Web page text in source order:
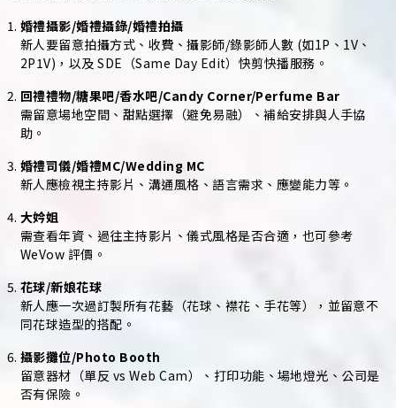
婚禮攝影/婚禮攝錄/婚禮拍攝
新人要留意拍攝方式、收費、攝影師/錄影師人數 (如1P、1V、
2P1V)，以及 SDE（Same Day Edit）快剪快播服務。
回禮禮物/糖果吧/香水吧/Candy Corner/Perfume Bar
需留意場地空間、甜點選擇（避免易融）、補給安排與人手協
助。
婚禮司儀/婚禮MC/Wedding MC
新人應檢視主持影片、溝通風格、語言需求、應變能力等。
大妗姐
需查看年資、過往主持影片、儀式風格是否合適，也可參考
WeVow 評價。
花球/新娘花球
新人應一次過訂製所有花藝（花球、襟花、手花等），並留意不
同花球造型的搭配。
攝影攤位/Photo Booth
留意器材（單反 vs Web Cam）、打印功能、場地燈光、公司是
否有保險。